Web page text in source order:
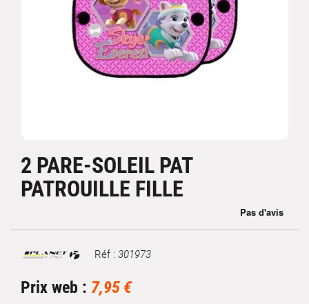
2 PARE-SOLEIL PAT
PATROUILLE FILLE
Marque Réf : 301973
Prix web : 7,95 €